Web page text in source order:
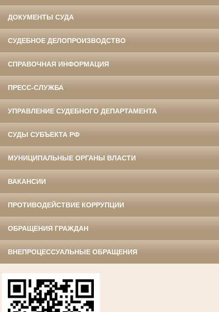
ДОКУМЕНТЫ СУДА
СУДЕБНОЕ ДЕЛОПРОИЗВОДСТВО
СПРАВОЧНАЯ ИНФОРМАЦИЯ
ПРЕСС-СЛУЖБА
УПРАВЛЕНИЕ СУДЕБНОГО ДЕПАРТАМЕНТА
СУДЫ СУБЪЕКТА РФ
МУНИЦИПАЛЬНЫЕ ОРГАНЫ ВЛАСТИ
ВАКАНСИИ
ПРОТИВОДЕЙСТВИЕ КОРРУПЦИИ
ОБРАЩЕНИЯ ГРАЖДАН
ВНЕПРОЦЕССУАЛЬНЫЕ ОБРАЩЕНИЯ